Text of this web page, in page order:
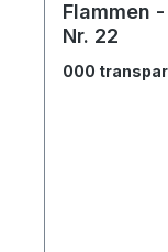
Flammen
Nr. 22
000